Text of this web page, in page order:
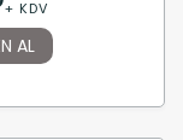
+ KDV
AL